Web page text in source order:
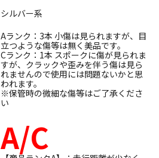
シルバー系
Aランク：3本 小傷は見られますが、目
立つような傷等は無く美品です。
Cランク：1本 スポークに傷が見られま
すが、クラックや歪みを伴う傷は見ら
れませんので使用には問題ないかと思
われます。
※保管時の微細な傷等はご了承くださ
い
A/C